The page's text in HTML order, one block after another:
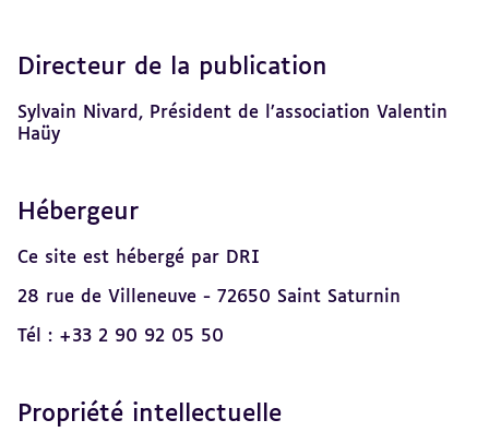
Directeur de la publication
Sylvain Nivard, Président de l’association Valentin
Haüy
Hébergeur
Ce site est hébergé par DRI
28 rue de Villeneuve - 72650 Saint Saturnin
Tél : +33 2 90 92 05 50
Propriété intellectuelle